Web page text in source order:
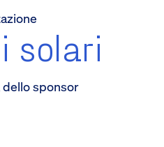
solari
sponsor